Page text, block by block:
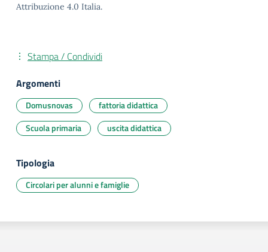
Attribuzione 4.0 Italia.
Stampa / Condividi
Argomenti
Domusnovas
fattoria didattica
Scuola primaria
uscita didattica
Tipologia
Circolari per alunni e famiglie